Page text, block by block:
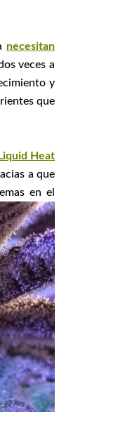
necesitan
veces a
y
que
Liquid Heat
a que
en el